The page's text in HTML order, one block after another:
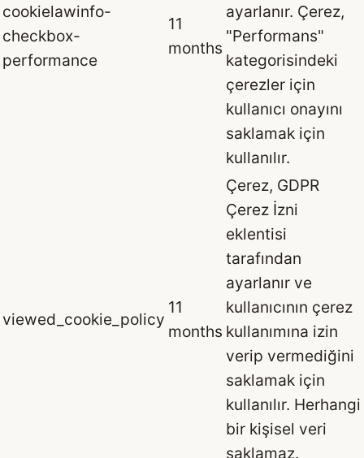
cookielawinfo-
checkbox-
performance
11
months
ayarlanır. Çerez,
"Performans"
kategorisindeki
çerezler için
kullanıcı onayını
saklamak için
kullanılır.
viewed_cookie_policy
11
months
Çerez, GDPR
Çerez İzni
eklentisi
tarafından
ayarlanır ve
kullanıcının çerez
kullanımına izin
verip vermediğini
saklamak için
kullanılır. Herhangi
bir kişisel veri
saklamaz.